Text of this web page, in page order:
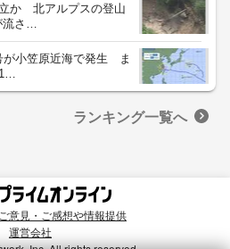
か 北アルプスの登山
さ…
が小笠原近海で発生 ま
ランキング一覧へ
意見・ご感想や情報提供
運営会社